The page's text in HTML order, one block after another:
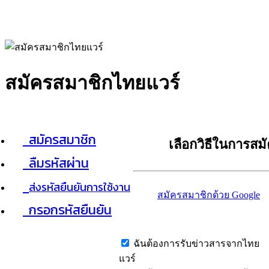
สมัครสมาชิกไทยแวร์
สมัครสมาชิก
ลืมรหัสผ่าน
ส่งรหัสยืนยันการใช้งาน
กรอกรหัสยืนยัน
เลือกวิธีในการส
สมัครสมาชิกด้วย Google
ฉันต้องการรับข่าวสารจากไทย
แวร์